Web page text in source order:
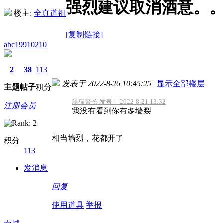
楼主: 全真道祖强烈建议取消酒意。
[复制链接]
abc19910210
2
主题
38
帖子
113
积分
注册会员
积分
113
发消息
发表于 2022-8-26 10:45:25 | 显示全部楼层
黑猫警长 发表于 2022-8-21 13:32
我没有看到你有多墙裂
相当墙烈，花都开了
回复
使用道具 举报